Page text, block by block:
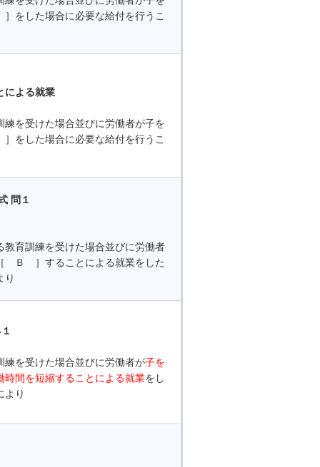
をした場合に必要な給付を行うこ
による就業
を受けた場合並びに労働者が子を
をした場合に必要な給付を行うこ
問１
育訓練を受けた場合並びに労働者
Ｂ ］することによる就業をした
り
を受けた場合並びに労働者が子を
時間を短縮することによる就業をし
より